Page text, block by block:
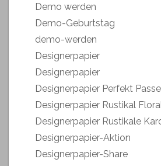
Demo werden
Demo-Geburtstag
demo-werden
Designerpapier
Designerpapier
Designerpapier Perfekt
Designerpapier Rustikal Floral
Designerpapier Rustikale
Designerpapier-Aktion
Designerpapier-Share